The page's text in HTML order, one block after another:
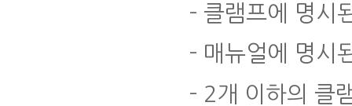
- 클램프에 명시
- 매뉴얼에 명시
- 2개 이하의 클